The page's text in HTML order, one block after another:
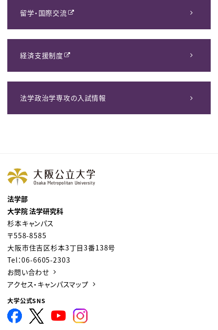
留学・国際交流
経済支援制度
法学政治学専攻の入試情報
法学部
大学院 法学研究科
杉本キャンパス
〒558-8585
大阪市住吉区杉本3丁目3番138号
Tel：06-6605-2303
お問い合わせ
アクセス・キャンパスマップ
大学公式SNS